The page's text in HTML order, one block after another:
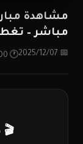
مشاهدة
مباشر –
📅 2025/12/07
🕐 23:00
🎬